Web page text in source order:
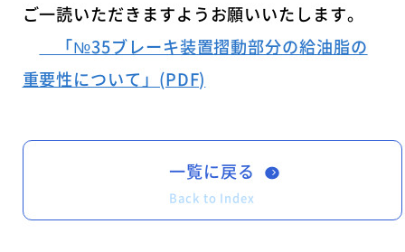
ご一読いただきますようお願いいたします。
「№35ブレーキ装置摺動部分の給油脂の
重要性について」(PDF)
一覧に戻る
Back to Index